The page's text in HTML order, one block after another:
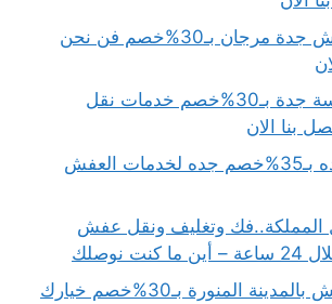
شركات نقل عفش جدة مرجان بـ30%خصم فن نحن
نقل دبش العروسة جدة بـ30%خصم خدمات نقل
بنا الان
تحميل عفش جده بـ35%خصم جده لخدمات العفش
وتغليف ونقل عفش
نوصلك
سيارات نقل عفش بالمدينة المنورة بـ30%خصم خيارك